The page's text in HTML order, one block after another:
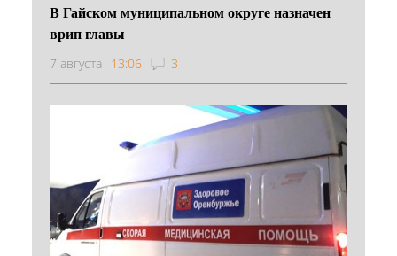
В Гайском муниципальном округе назначен
врип главы
7 августа 13:06 3